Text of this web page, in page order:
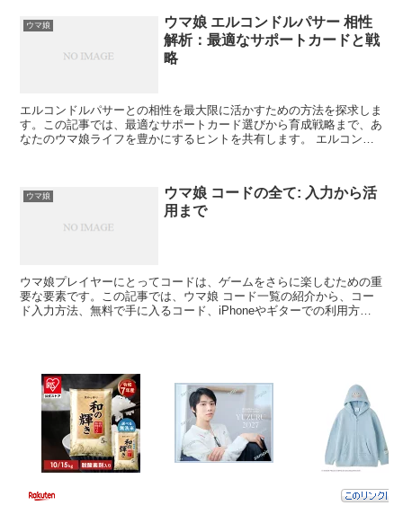
ウマ娘
ウマ娘 エルコンドルパサー 相性
解析：最適なサポートカードと戦
略
エルコンドルパサーとの相性を最大限に活かすための方法を探求しま
す。この記事では、最適なサポートカード選びから育成戦略まで、あ
なたのウマ娘ライフを豊かにするヒントを共有します。 エルコンド
ウマ娘
ウマ娘 コードの全て: 入力から活
用まで
ウマ娘プレイヤーにとってコードは、ゲームをさらに楽しむための重
要な要素です。この記事では、ウマ娘 コード一覧の紹介から、コー
ド入力方法、無料で手に入るコード、iPhoneやギターでの利用方法